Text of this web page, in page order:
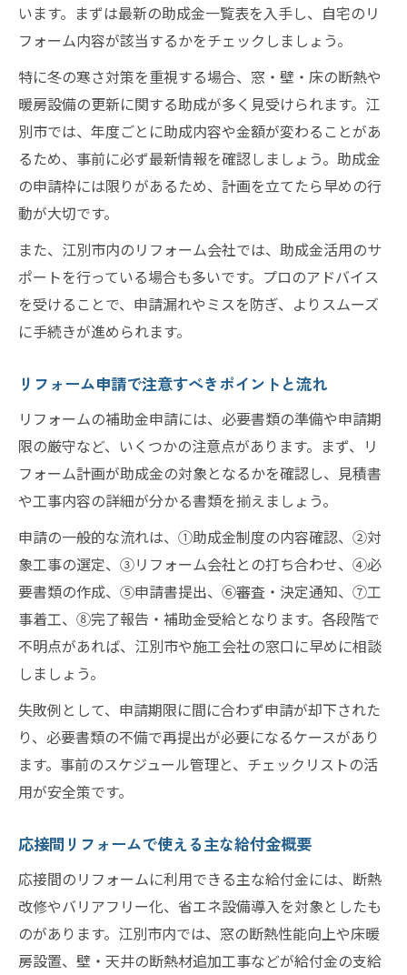
います。まずは最新の助成金一覧表を入手し、自宅のリ
フォーム内容が該当するかをチェックしましょう。
特に冬の寒さ対策を重視する場合、窓・壁・床の断熱や
暖房設備の更新に関する助成が多く見受けられます。江
別市では、年度ごとに助成内容や金額が変わることがあ
るため、事前に必ず最新情報を確認しましょう。助成金
の申請枠には限りがあるため、計画を立てたら早めの行
動が大切です。
また、江別市内のリフォーム会社では、助成金活用のサ
ポートを行っている場合も多いです。プロのアドバイス
を受けることで、申請漏れやミスを防ぎ、よりスムーズ
に手続きが進められます。
リフォーム申請で注意すべきポイントと流れ
リフォームの補助金申請には、必要書類の準備や申請期
限の厳守など、いくつかの注意点があります。まず、リ
フォーム計画が助成金の対象となるかを確認し、見積書
や工事内容の詳細が分かる書類を揃えましょう。
申請の一般的な流れは、①助成金制度の内容確認、②対
象工事の選定、③リフォーム会社との打ち合わせ、④必
要書類の作成、⑤申請書提出、⑥審査・決定通知、⑦工
事着工、⑧完了報告・補助金受給となります。各段階で
不明点があれば、江別市や施工会社の窓口に早めに相談
しましょう。
失敗例として、申請期限に間に合わず申請が却下された
り、必要書類の不備で再提出が必要になるケースがあり
ます。事前のスケジュール管理と、チェックリストの活
用が安全策です。
応接間リフォームで使える主な給付金概要
応接間のリフォームに利用できる主な給付金には、断熱
改修やバリアフリー化、省エネ設備導入を対象としたも
のがあります。江別市内では、窓の断熱性能向上や床暖
房設置、壁・天井の断熱材追加工事などが給付金の支給